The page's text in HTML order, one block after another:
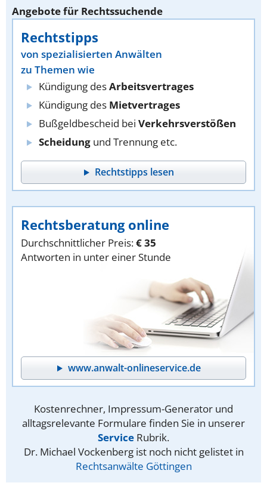
Angebote für Rechtssuchende
Rechtstipps
von spezialisierten Anwälten
zu Themen wie
Kündigung desArbeitsvertrages
Kündigung des Mietvertrages
Bußgeldbescheid bei Verkehrsverstößen
Scheidung und Trennung etc.
Rechtstipps lesen
Rechtsberatung online
Durchschnittlicher Preis:€ 35
Antworten in unter einer Stunde
www.anwalt-onlineservice.de
Kostenrechner, Impressum-Generator und
alltagsrelevante Formulare finden Sie in unserer
Service Rubrik.
Dr. Michael Vockenberg ist noch nicht gelistet in
Rechtsanwälte Göttingen